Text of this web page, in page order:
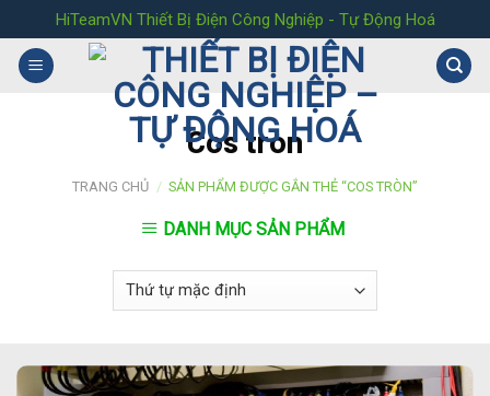
to
content
HiTeamVN Thiết Bị Điện Công Nghiệp - Tự Động Hoá
Cos tròn
TRANG CHỦ / SẢN PHẨM ĐƯỢC GẮN THẺ “COS TRÒN”
DANH MỤC SẢN PHẨM